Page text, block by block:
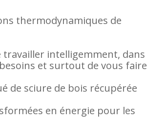
thermodynamiques de
travailler intelligemment, dans
et surtout de vous faire
de sciure de bois récupérée
en énergie pour les